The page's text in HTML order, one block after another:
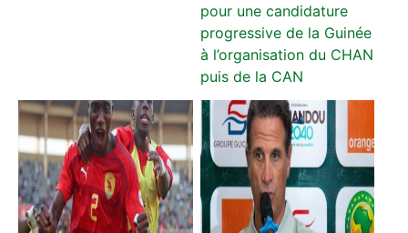
pour une candidature
progressive de la Guinée
à l’organisation du CHAN
puis de la CAN